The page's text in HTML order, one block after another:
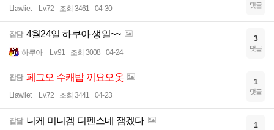
Llawliet Lv.72 조회 3461 04-30 댓글
잡담 4월24일 하쿠아 생일~~
하쿠아 Lv.91 조회 3008 04-24
3
댓글
잡담 페그오 수캐밥 끼요오옷
Llawliet Lv.72 조회 3441 04-23
1
댓글
잡담 니케 미니겜 디펜스네 잼겠다 1